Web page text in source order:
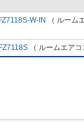
W-IN
（ ルーム
（ ルームエア